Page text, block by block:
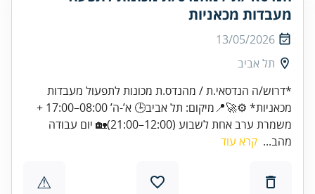
מעבדות מכאניות
13/05/2026
תל אביב
*דרוש/ה הנדסאי.ת / מהנדס.ת מכונות לתפעול מעבדות
מכאניות* ⚙️🚀📍מיקום: תל אביב🕒 א’-ה’ 08:00–17:00 +
משמרת ערב אחת לשבוע (12:00–21:00)🏡 יום עבודה
מהב... קרא עוד
⚠